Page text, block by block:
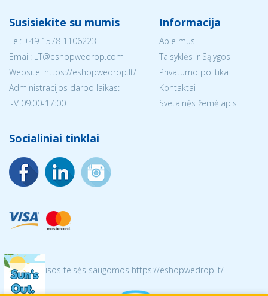
Susisiekite su mumis
Tel: +49 1578 1106223
Email: LT@eshopwedrop.com
Website: https://eshopwedrop.lt/
Administracijos darbo laikas:
I-V 09:00-17:00
Informacija
Apie mus
Taisyklės ir Sąlygos
Privatumo politika
Kontaktai
Svetainės žemėlapis
Socialiniai tinklai
© 2026 Visos teisės saugomos https://eshopwedrop.lt/